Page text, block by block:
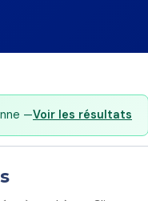
—Voir les résultats